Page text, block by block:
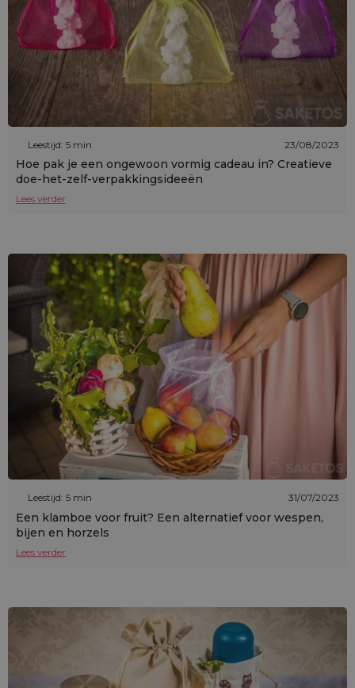
Leestijd: 5 min 23/08/2023
Hoe pak je een ongewoon vormig cadeau in? Creatieve
doe-het-zelf-verpakkingsideeën
Lees verder
Leestijd: 5 min 31/07/2023
Een klamboe voor fruit? Een alternatief voor wespen,
bijen en horzels
Lees verder